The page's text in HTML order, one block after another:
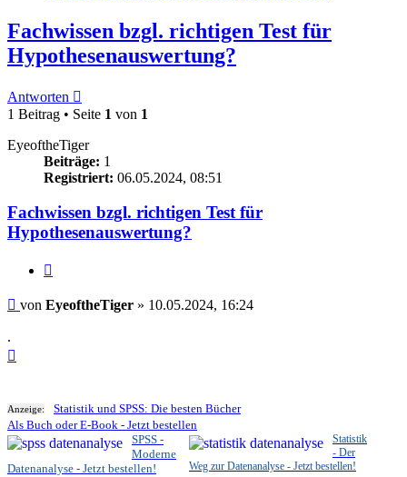
Fachwissen bzgl. richtigen Test für
Hypothesenauswertung?
Antworten
1 Beitrag • Seite 1 von 1
EyeoftheTiger
Beiträge: 1
Registriert: 06.05.2024, 08:51
Fachwissen bzgl. richtigen Test für
Hypothesenauswertung?
Beitrag
von EyeoftheTiger » 10.05.2024, 16:24
.
Anzeige:
Statistik und SPSS: Die besten Bücher
Als Buch oder E-Book - Jetzt bestellen
SPSS -
Moderne
Datenanalyse - Jetzt bestellen!
Statistik
- Der
Weg zur Datenanalyse - Jetzt bestellen!